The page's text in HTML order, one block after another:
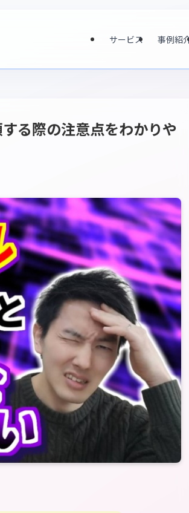
サービス 事例紹
る際の注意点をわかりや